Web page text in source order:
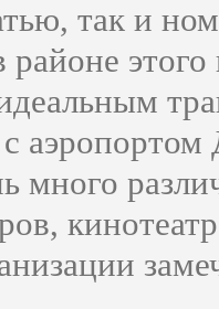
так и
много